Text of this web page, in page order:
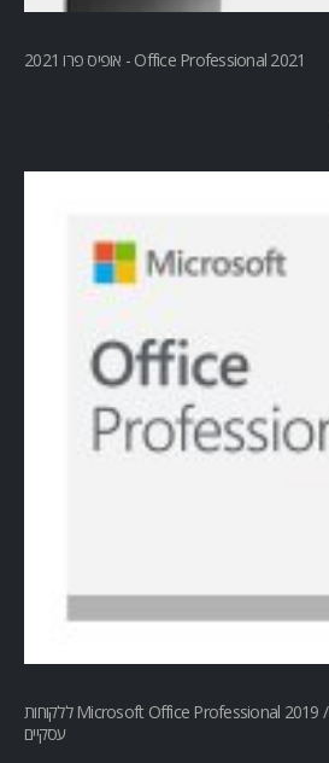
Office Professional 2021 - אופיס פרו 2021
מיקרוסופט אופיס פרו Microsoft Office Professional 2019 / 2019 ללקוחות
עסקיים